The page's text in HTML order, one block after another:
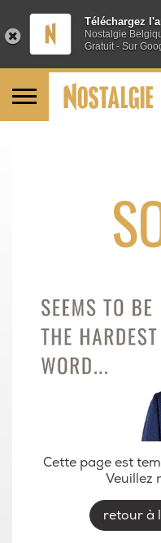
Téléchargez
Nostalgie
Gratuit - Sur
Cette page est
Veuillez
retour à